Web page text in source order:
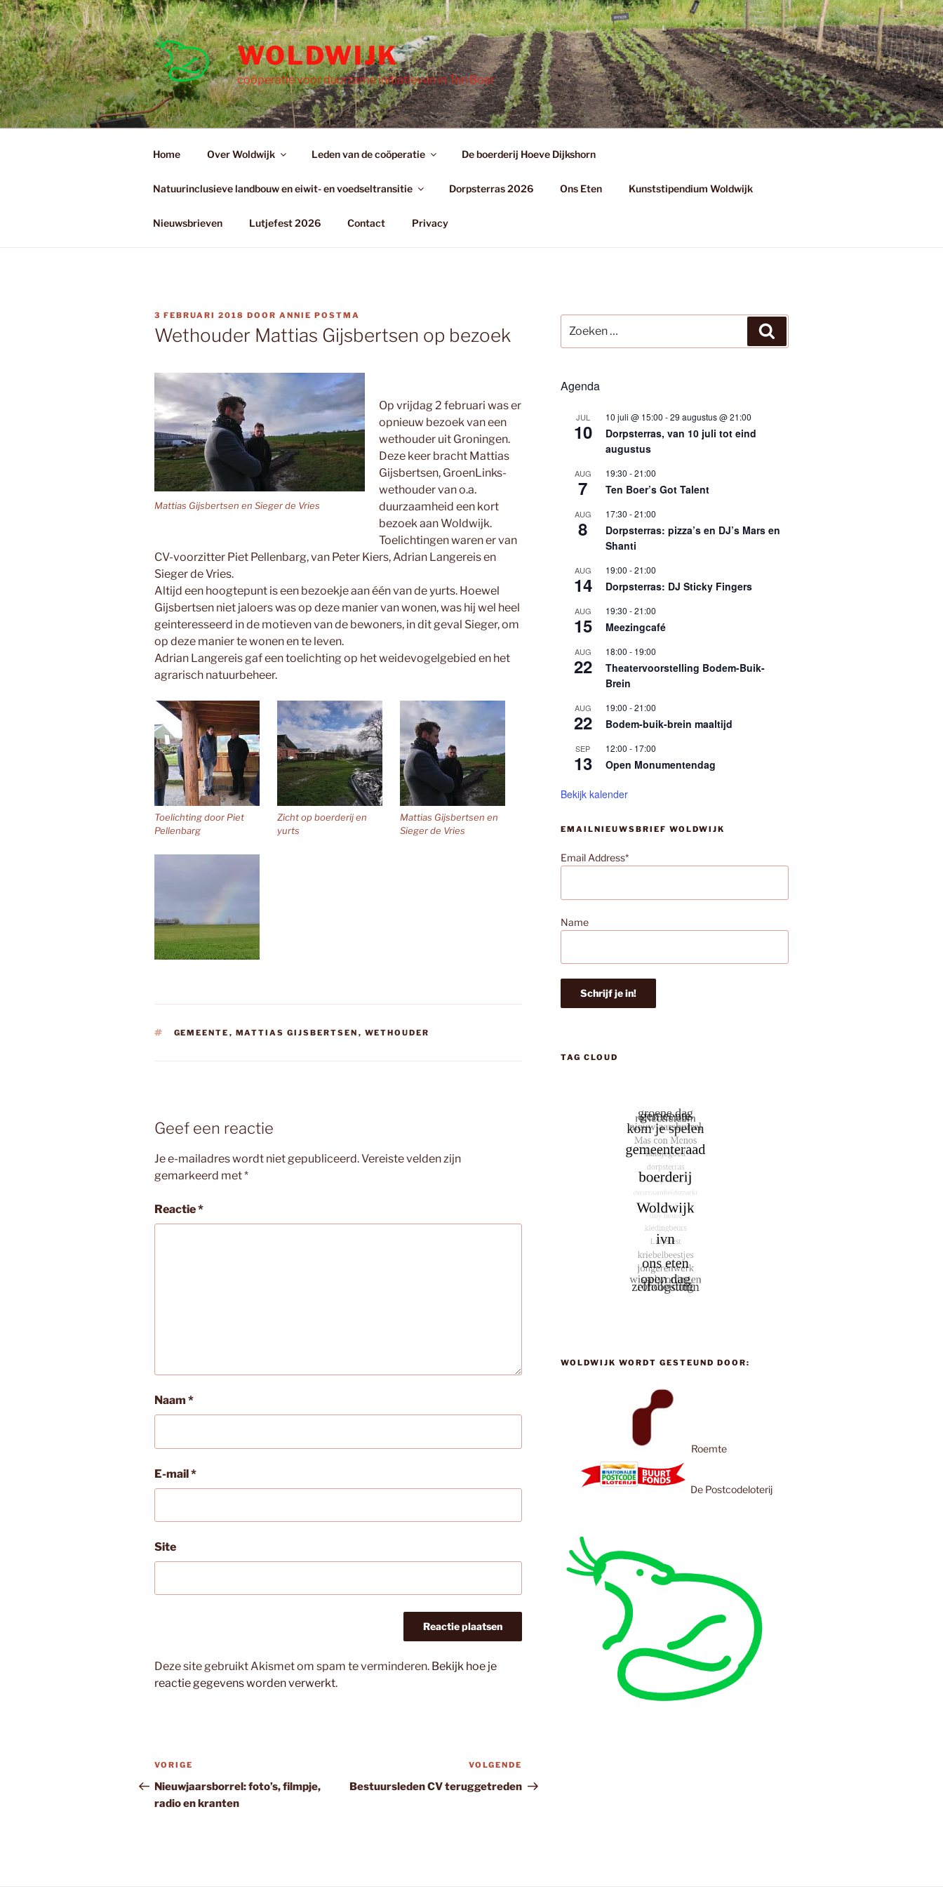
Ga
naar
de
inhoud
WOLDWIJK
coöperatie voor duurzame initiatieven in Ten Boer
Home Over Woldwijk Leden van de coöperatie De boerderij Hoeve Dijkshorn
Natuurinclusieve landbouw en eiwit- en voedseltransitie Dorpsterras 2026 Ons Eten Kunststipendium Woldwijk
Nieuwsbrieven Lutjefest 2026 Contact Privacy
GEPLAATST
OP
3 FEBRUARI 2018 DOOR ANNIE POSTMA
Wethouder Mattias Gijsbertsen op bezoek
Mattias Gijsbertsen en Sieger de Vries
Op vrijdag 2 februari was er
opnieuw bezoek van een
wethouder uit Groningen.
Deze keer bracht Mattias
Gijsbertsen, GroenLinks-
wethouder van o.a.
duurzaamheid een kort
bezoek aan Woldwijk.
Toelichtingen waren er van
CV-voorzitter Piet Pellenbarg, van Peter Kiers, Adrian Langereis en
Sieger de Vries.
Altijd een hoogtepunt is een bezoekje aan één van de yurts. Hoewel
Gijsbertsen niet jaloers was op deze manier van wonen, was hij wel heel
geinteresseerd in de motieven van de bewoners, in dit geval Sieger, om
op deze manier te wonen en te leven.
Adrian Langereis gaf een toelichting op het weidevogelgebied en het
agrarisch natuurbeheer.
Toelichting door Piet
Pellenbarg
Zicht op boerderij en
yurts
Mattias Gijsbertsen en
Sieger de Vries
TAGS
GEMEENTE , MATTIAS GIJSBERTSEN , WETHOUDER
Geef een reactie
Je e-mailadres wordt niet gepubliceerd.Vereiste velden zijn
gemarkeerd met*
Reactie*
Naam *
E-mail*
Site
Deze site gebruikt Akismet om spam te verminderen. Bekijk hoe je
reactie gegevens worden verwerkt.
Bericht
navigatie
Vorig
bericht
VORIGE
Nieuwjaarsborrel: foto’s, filmpje,
radio en kranten
bericht
VOLGENDE
Bestuursleden CV teruggetreden
naar:
Agenda
JUL
10
10 juli @ 15:00 -29 augustus @ 21:00
Dorpsterras, van 10 juli tot eind
augustus
AUG
7
19:30 -21:00
Ten Boer’s Got Talent
AUG
8
17:30 -21:00
Dorpsterras: pizza’s en DJ’s Mars en
Shanti
AUG
14
19:00 -21:00
Dorpsterras: DJ Sticky Fingers
AUG
15
19:30 -21:00
Meezingcafé
AUG
22
18:00 - 19:00
Theatervoorstelling Bodem-Buik-
Brein
AUG
22
19:00 -21:00
Bodem-buik-brein maaltijd
SEP
13
12:00 - 17:00
Open Monumentendag
Bekijk kalender
EMAILNIEUWSBRIEF WOLDWIJK
Email Address*
Name
TAG CLOUD
WOLDWIJK WORDT GESTEUND DOOR:
Roemte
De Postcodeloterij